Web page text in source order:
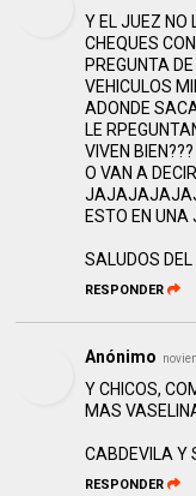
Y EL JUEZ NO
CHEQUES
PREGUNTA
VEHICULOS
ADONDE
LE
VIVEN BIEN???
O VAN A
ESTO EN UNA
SALUDOS DEL
RESPONDER
Anónimo
Y CHICOS,
MAS
CABDEVILA Y
RESPONDER